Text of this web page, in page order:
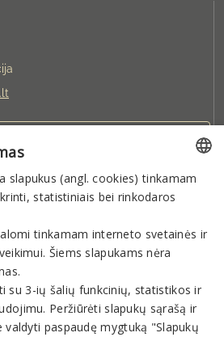
LITHUANIAN
ENGLISH
slapukus (angl. cookies) tinkamam
statistiniais bei rinkodaros
tinkamam interneto svetainės ir
Šiems slapukams nėra
su 3-ių šalių funkcinių, statistikos ir
Peržiūrėti slapukų sąrašą ir
paspaudę mygtuką "Slapukų